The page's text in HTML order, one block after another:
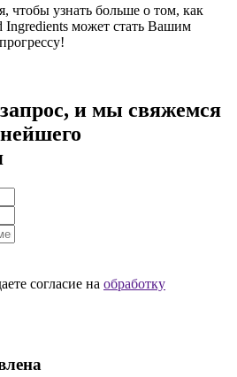
чтобы узнать больше о том, как
Ingredients может стать Вашим
и мы свяжемся
согласие на обработку